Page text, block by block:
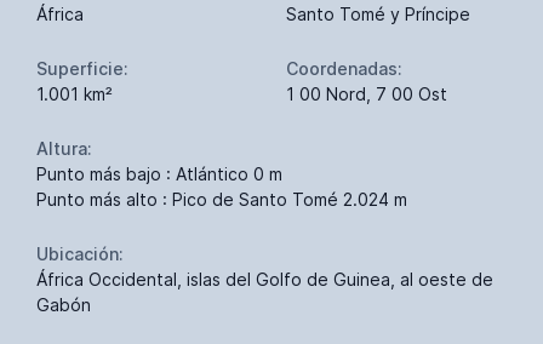
África
Santo Tomé y Príncipe
Superficie:
1.001 km²
Coordenadas:
1 00 Nord, 7 00 Ost
Altura:
Punto más bajo : Atlántico 0 m
Punto más alto : Pico de Santo Tomé 2.024 m
Ubicación:
África Occidental, islas del Golfo de Guinea, al oeste de
Gabón